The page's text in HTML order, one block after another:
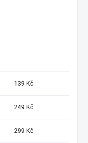
139 Kč
249 Kč
299 Kč